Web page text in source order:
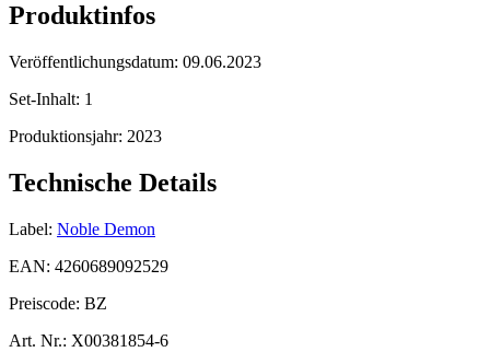
Produktinfos
Veröffentlichungsdatum: 09.06.2023
Set-Inhalt: 1
Produktionsjahr: 2023
Technische Details
Label: Noble Demon
EAN: 4260689092529
Preiscode: BZ
Art. Nr.: X00381854-6